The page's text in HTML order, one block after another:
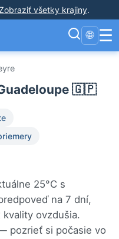
všetky krajiny.
🌐 ☰
🇬🇵
25°C s
na 7 dní,
ovzdušia.
pozrieť si počasie vo